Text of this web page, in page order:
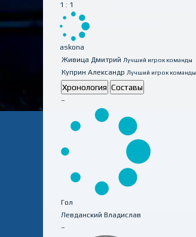
1 : 1
askona
Живица Дмитрий Лучший игрок команды
Куприн Александр Лучший игрок команды
Хронология Составы
–
Гол
Левданский Владислав
–